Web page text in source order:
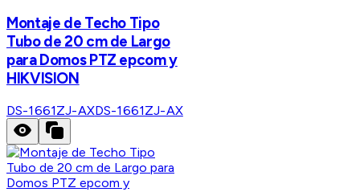
Montaje de Techo Tipo
Tubo de 20 cm de Largo
para Domos PTZ epcom y
HIKVISION
DS-1661ZJ-AXDS-1661ZJ-AX